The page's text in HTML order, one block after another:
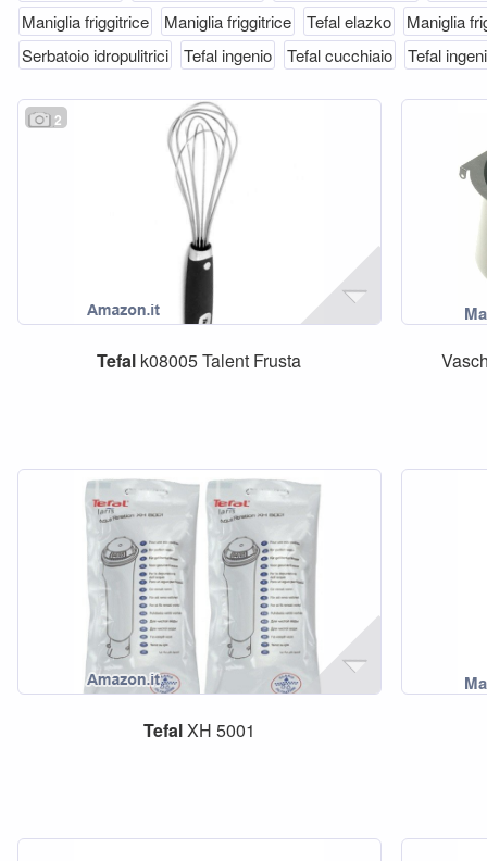
Maniglia friggitrice
Maniglia friggitrice Tefal elazko
Maniglia
Serbatoio idropulitrici
Tefal ingenio Tefal cucchiaio Tefal
2
Tefal k08005 Talent Frusta
TefalXH 5001